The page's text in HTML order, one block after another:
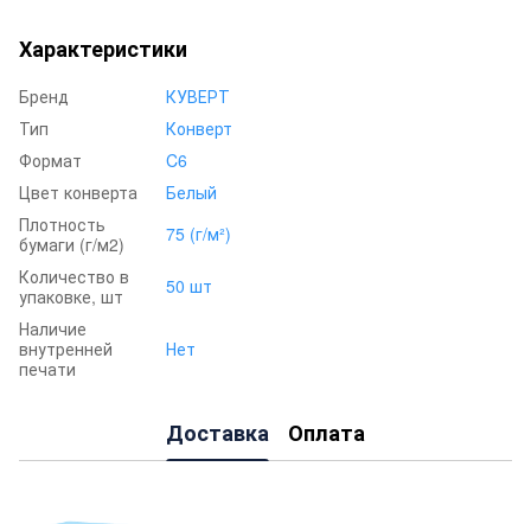
Характеристики
Бренд
КУВЕРТ
Тип
Конверт
Формат
C6
Цвет конверта
Белый
Плотность
бумаги (г/м2)
75 (г/м²)
Количество в
упаковке, шт
50 шт
Наличие
внутренней
печати
Нет
Доставка Оплата